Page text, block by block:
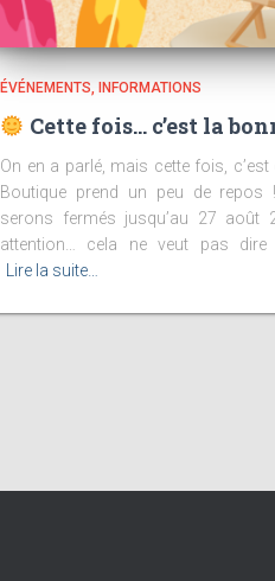
ÉVÉNEMENTS INFORMATIONS
Cette fois… c’est la
On en a parlé, mais cette fois, c’est
Boutique prend un peu de repos
serons fermés jusqu’au 27 août
attention… cela ne veut pas dire
Lire la suite…